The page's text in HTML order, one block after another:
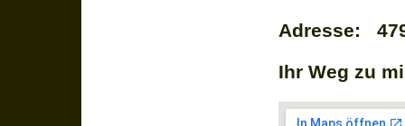
Adresse:
Ihr Weg zu